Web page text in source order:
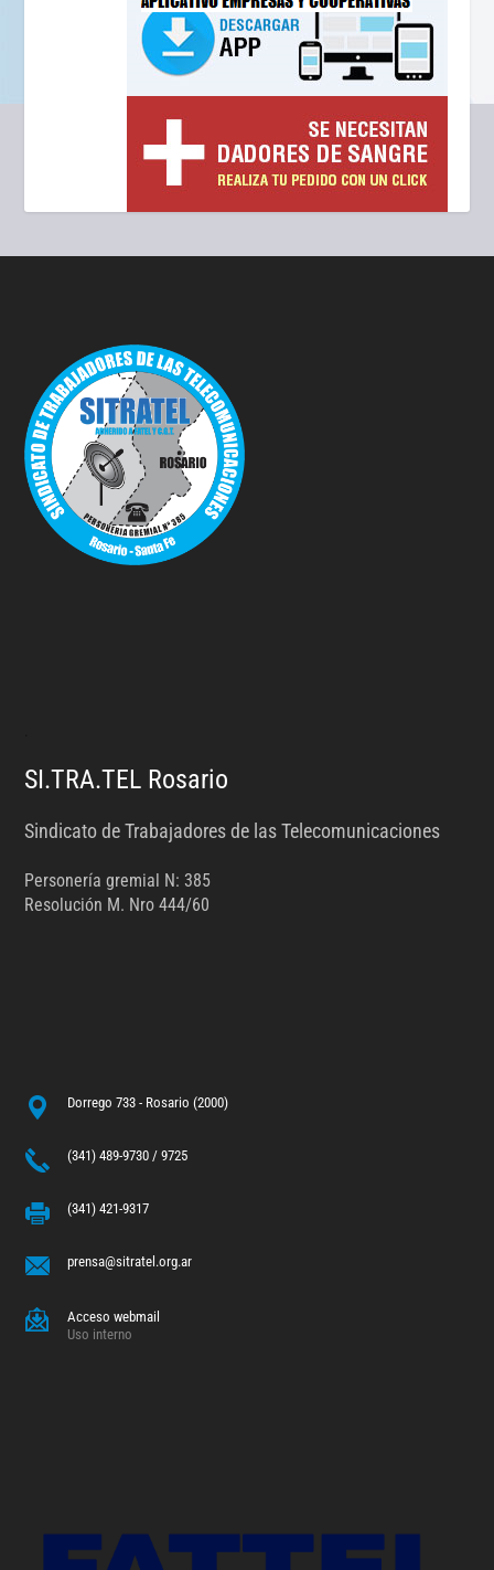
SI.TRA.TEL Rosario
Sindicato de Trabajadores de las Telecomunicaciones
Personería gremial N: 385
Resolución M. Nro 444/60
Dorrego 733 - Rosario (2000)
(341) 489-9730 / 9725
(341) 421-9317
prensa@sitratel.org.ar
Acceso webmail
Uso interno